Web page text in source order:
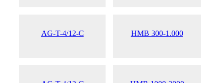
AG-T-4/12-C HMB 300-1.000